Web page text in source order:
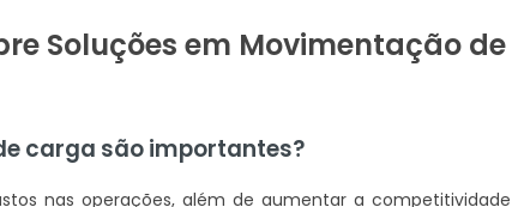
Soluções em Movimentação de
carga são importantes?
nas operações, além de aumentar a competitividade